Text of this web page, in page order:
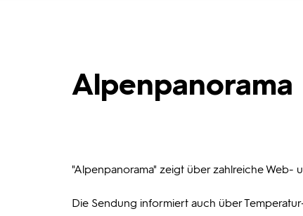
Alpenpanorama
"Alpenpanorama" zeigt über zahlreiche Web-
Die Sendung informiert auch über